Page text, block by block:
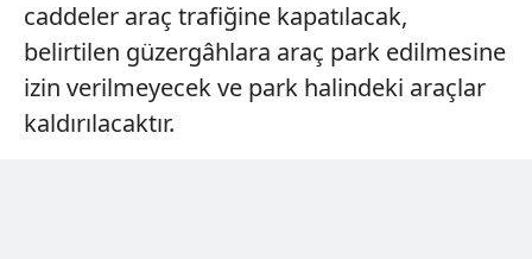
caddeler araç trafiğine kapatılacak,
belirtilen güzergâhlara araç park edilmesine
izin verilmeyecek ve park halindeki araçlar
kaldırılacaktır.